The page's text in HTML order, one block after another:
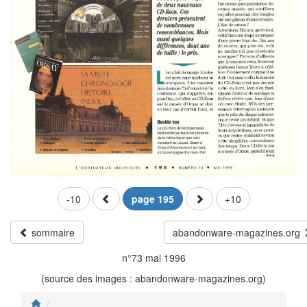
-10 page 195 +10
sommaire
abandonware-magazines.org
n°73 mai 1996
(source des images : abandonware-magazines.org)